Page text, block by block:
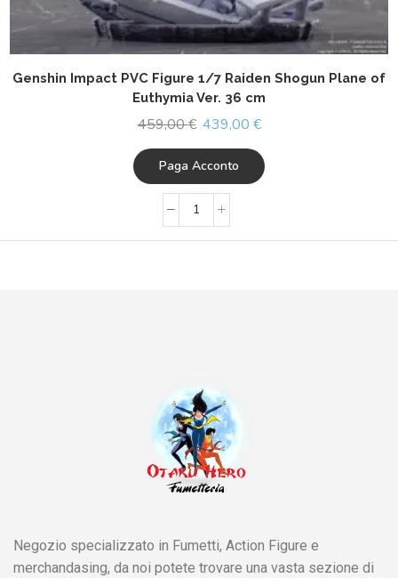
Genshin Impact PVC Figure 1/7 Raiden Shogun Plane of
Euthymia Ver. 36 cm
459,00€ 439,00 €
Paga Acconto
Negozio specializzato in Fumetti, Action Figure e
merchandasing, da noi potete trovare una vasta sezione di